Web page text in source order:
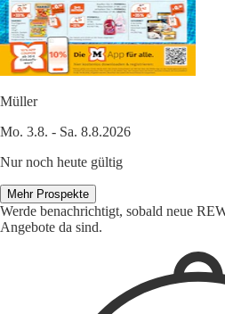
Müller
Mo. 3.8. - Sa. 8.8.2026
Nur noch heute gültig
Mehr Prospekte
Werde benachrichtigt, sobald neue
Angebote da sind.